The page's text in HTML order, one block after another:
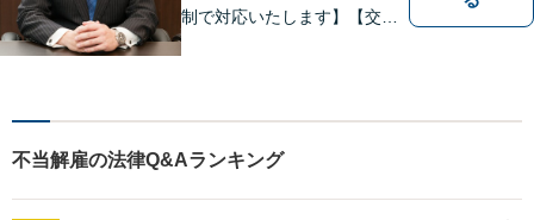
制で対応いたします】【交通
駅前店５階】 お悩みは【弁護
士法人ｉ 東大阪法律事務
所 】におまかせください！
不当解雇の法律Q&Aランキング